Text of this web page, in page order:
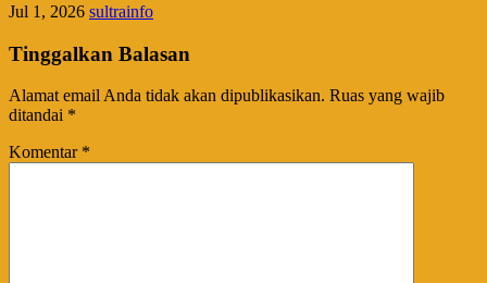
Jul 1, 2026 sultrainfo
Tinggalkan Balasan
Alamat email Anda tidak akan dipublikasikan. Ruas yang wajib
ditandai *
Komentar *